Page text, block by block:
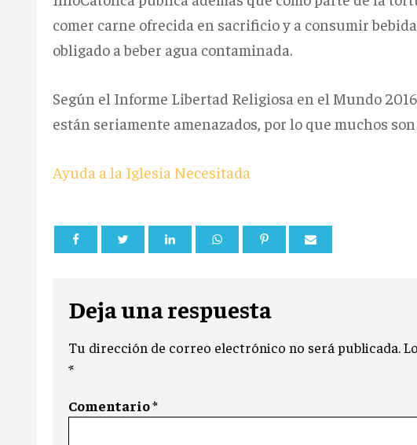
comer carne ofrecida en sacrificio y a consumir
obligado a beber agua contaminada.
Según el Informe Libertad Religiosa en el Mundo
están seriamente amenazados, por lo que muchos
Ayuda a la Iglesia Necesitada
Deja una respuesta
Tu dirección de correo electrónico no será publicada.
*
Comentario*